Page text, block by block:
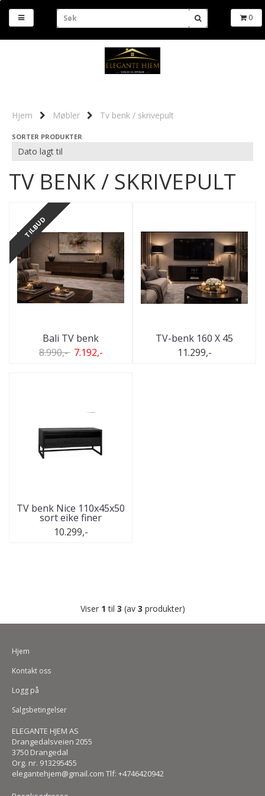
0
Hjem Møbler Tv benk / skrivepult
SORTER PRODUKTER
TV BENK / SKRIVEPULT
TILBUD
Bali TV benk
8.990,- 7.192,-
TV-benk 160 X 45
11.299,-
TV benk Nice 110x45x50
sort eike finer
10.299,-
Viser 1 til 3 (av 3 produkter)
Hjem
Kontakt oss
Logg på
Salgsbetingelser
ELEGANTE HJEM AS
Drangedalsveien 2055
3750 Drangedal
Org. nr. 913295455
elegantehjem@gmail.com Tlf: +4746420942